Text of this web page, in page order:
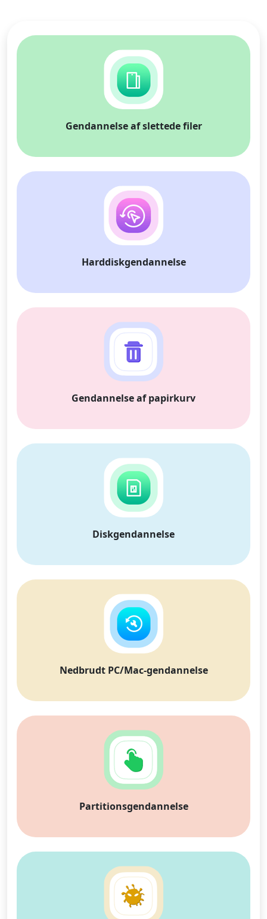
Gendannelse af slettede filer
Harddiskgendannelse
Gendannelse af papirkurv
Diskgendannelse
Nedbrudt PC/Mac-gendannelse
Partitionsgendannelse